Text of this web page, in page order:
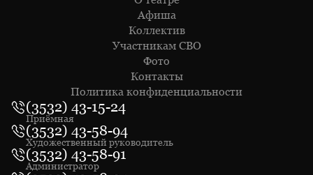
Афиша
Коллектив
Участникам СВО
Фото
Контакты
Политика конфиденциальности
(3532) 43-15-24
Приёмная
(3532) 43-58-94
Художественный руководитель
(3532) 43-58-91
Администратор